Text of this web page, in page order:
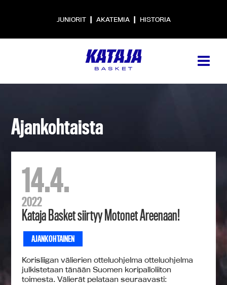
JUNIORIT | AKATEMIA | HISTORIA
Ajankohtaista
14.4.
2022
Kataja Basket siirtyy Motonet Areenaan!
AJANKOHTAINEN
Korisliigan välierien otteluohjelma otteluohjelma
julkistetaan tänään Suomen koripalloliiton
toimesta. Välierät pelataan seuraavasti: